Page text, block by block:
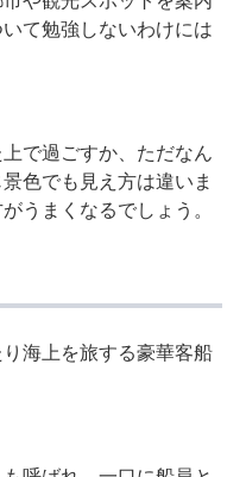
て勉強しないわけには
で過ごすか、ただなん
色でも見え方は違いま
うまくなるでしょう。
海上を旅する豪華客船